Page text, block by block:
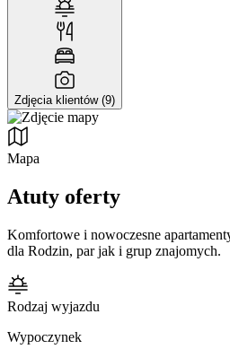
Zdjęcia klientów (9)
Mapa
Atuty oferty
Komfortowe i nowoczesne
dla Rodzin, par jak i grup znajomych.
Rodzaj wyjazdu
Wypoczynek